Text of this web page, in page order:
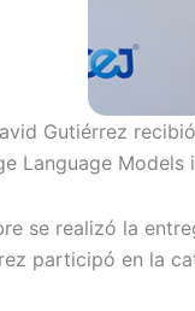
Gutiérrez
Language Models
se realizó la
participó en la